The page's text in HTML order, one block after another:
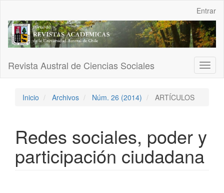
Contenido
principal
Barra
Entrar
Revista Austral de Ciencias Sociales
Inicio Archivos Núm. 26 (2014) ARTÍCULOS
Redes sociales, poder y
participación ciudadana